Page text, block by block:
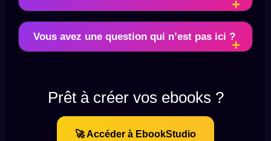
Vous avez une question qui n’est pas ici ?
Prêt à créer vos ebooks ?
🚀 Accéder à EbookStudio